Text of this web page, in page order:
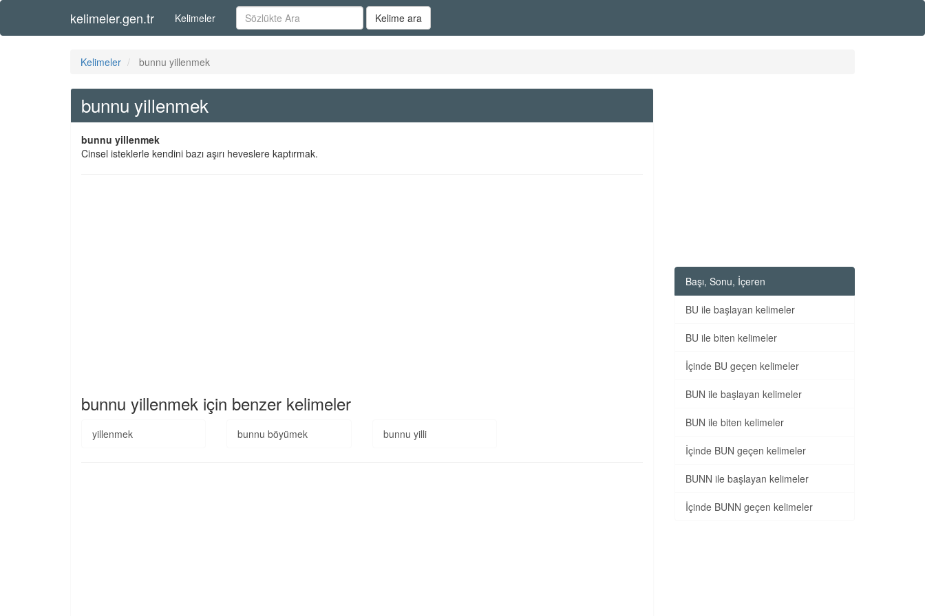
kelimeler.gen.tr Kelimeler Kelime ara
Kelimeler bunnu yillenmek
bunnu yillenmek
bunnu yillenmek
Cinsel isteklerle kendini bazı aşırı heveslere kaptırmak.
bunnu yillenmek için benzer kelimeler
yillenmek bunnu böyümek bunnu yilli
Başı, Sonu, İçeren
BU ile başlayan kelimeler
BU ile biten kelimeler
İçinde BU geçen kelimeler
BUN ile başlayan kelimeler
BUN ile biten kelimeler
İçinde BUN geçen kelimeler
BUNN ile başlayan kelimeler
İçinde BUNN geçen kelimeler